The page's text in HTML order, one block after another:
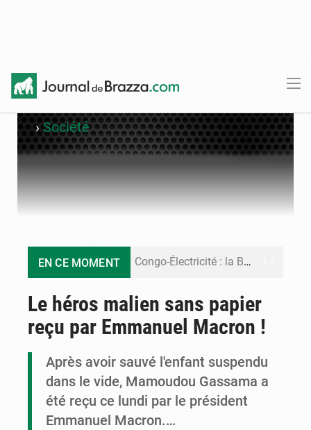
›Société
EN CE MOMENT Congo-Électricité : la BAD renforce son appui pour accélérer les investissements
Assassinat de l’entrepreneur sportif Vally Amisi : le principal suspect arrêté à Brazzaville
Congo : l’UDSN célèbre 393 nouveaux diplômés et mise sur l’excellence académique
Le héros malien sans papier
reçu par Emmanuel Macron !
Après avoir sauvé l'enfant suspendu
dans le vide, Mamoudou Gassama a
été reçu ce lundi par le président
Emmanuel Macron.…